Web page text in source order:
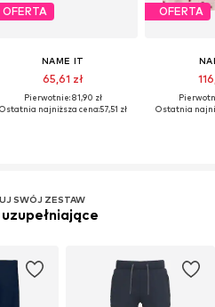
OFERTA
NAME IT
65,61 zł
Pierwotnie: 81,90 zł
Ostatnia najniższa cena:57,51 zł
OFERTA
Ostatnia
SWÓJ ZESTAW